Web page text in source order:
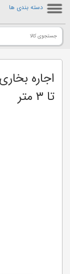
دسته بندی ها
اجاره
تا ۳ متر